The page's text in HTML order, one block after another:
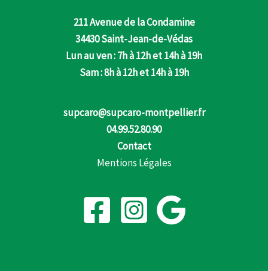
211 Avenue de la Condamine
34430 Saint-Jean-de-Védas
Lun au ven : 7h à 12h et 14h à 19h
Sam : 8h à 12h et 14h à 19h
supcaro@supcaro-montpellier.fr
04.99.52.80.90
Contact
Mentions Légales